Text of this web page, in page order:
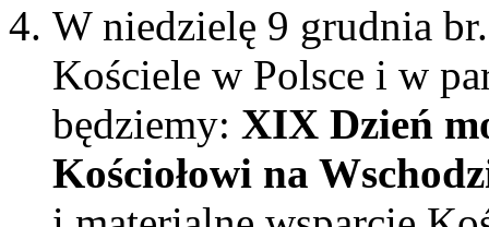
W niedzielę 9 grudnia
Kościele w Polsce i w
będziemy: XIX Dzień
Kościołowi na